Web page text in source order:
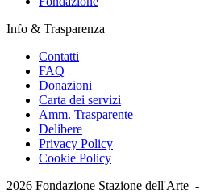
Info & Trasparenza
Contatti
FAQ
Donazioni
Carta dei servizi
Amm. Trasparente
Delibere
Privacy Policy
Cookie Policy
2026 Fondazione Stazione dell'Arte -